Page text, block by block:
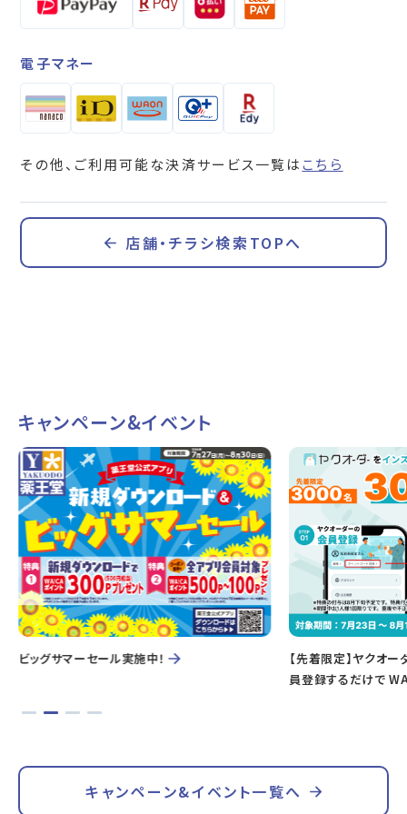
電子マネー
その他、ご利用可能な決済サービス一覧は こちら
店舗・チラシ検索TOPへ
キャンペーン&イベント
ビッグサマーセール実施中！
【先着限定】ヤクオ
員登録するだけで
キャンペーン&イベント一覧へ